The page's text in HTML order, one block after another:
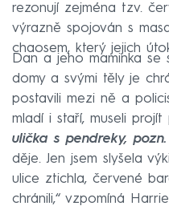
rezonují zejména tzv.
výrazně spojován s
chaosem, který jejich
Dan a jeho maminka se
domy a svými těly je
postavili mezi ně a
mladí i staří, museli projít
ulička s pendreky,
děje. Jen jsem slyšela
ulice ztichla, červené
chránili,“ vzpomíná